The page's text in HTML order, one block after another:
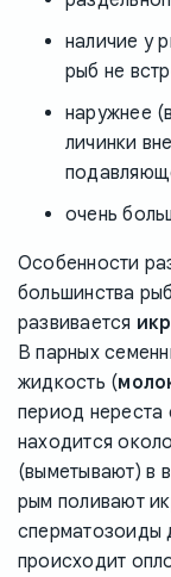
наличие у
рыб не
наружнее
личинки
очень
Особенности
большинства
развивается
В парных
жидкость (
период нереста
находится
(выметывают) в
рым поливают
сперматозоиды
происходит